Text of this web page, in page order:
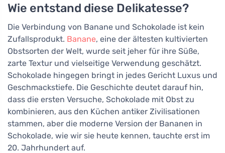
Wie entstand diese Delikatesse?
Die Verbindung von Banane und Schokolade ist kein
Zufallsprodukt. Banane, eine der ältesten kultivierten
Obstsorten der Welt, wurde seit jeher für ihre Süße,
zarte Textur und vielseitige Verwendung geschätzt.
Schokolade hingegen bringt in jedes Gericht Luxus und
Geschmackstiefe. Die Geschichte deutet darauf hin,
dass die ersten Versuche, Schokolade mit Obst zu
kombinieren, aus den Küchen antiker Zivilisationen
stammen, aber die moderne Version der Bananen in
Schokolade, wie wir sie heute kennen, tauchte erst im
20. Jahrhundert auf.